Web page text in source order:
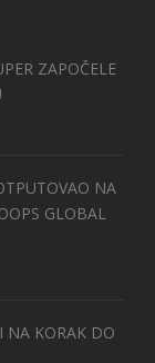
ZAPOČELE
NA
GLOBAL
NA KORAK DO